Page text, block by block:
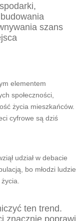
szans
elementem
społeczności,
życia mieszkańców.
cyfrowe są dziś
udział w debacie
bo młodzi ludzie
ten trend.
znacznie poprawi